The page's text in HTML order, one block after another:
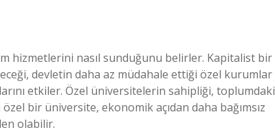
hizmetlerini nasıl sunduğunu belirler. Kapitalist bir
devletin daha az müdahale ettiği özel kurumlar
etkiler. Özel üniversitelerin sahipliği, toplumdaki
bir üniversite, ekonomik açıdan daha bağımsız
olabilir.